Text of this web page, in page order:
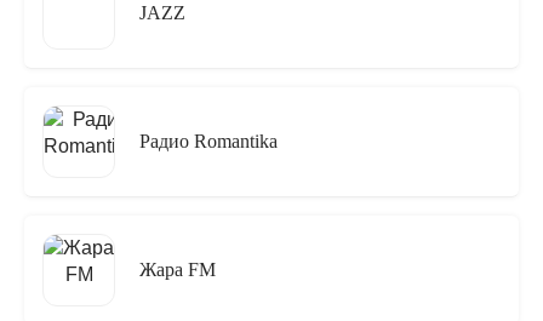
JAZZ
Радио Romantika
Жара FM